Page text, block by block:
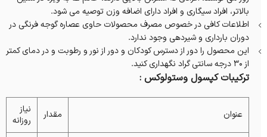
بالاتر، افراد سیگاری و افراد دارای اضافه وزن توصیه می شود.
اطلاعات کافی در خصوص مصرف محصولات حاوی عصاره گوجه فرنگی در
دوران بارداری و شیردهی وجود ندارد.
این محصول را دور از دسترس کودکان و دور از نور و رطوبت و در دمای کمتر
از 30 درجه سانتی گراد نگهداری کنید.
ترکیبات کپسول وستولوکس :
عنوان مقدار
نیاز
روزانه